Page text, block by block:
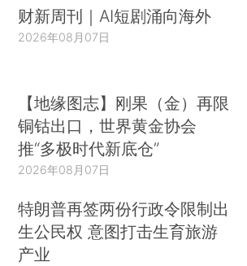
财新周刊｜AI短剧涌向海外
2026年08月07日
【地缘图志】刚果（金）再限
铜钴出口，世界黄金协会
推“多极时代新底仓”
2026年08月07日
特朗普再签两份行政令限制出
生公民权 意图打击生育旅游
产业